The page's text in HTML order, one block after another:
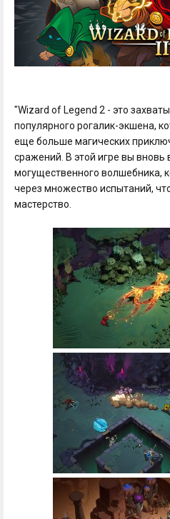
"Wizard of Legend 2 - это
популярного рогалик-экшена,
еще больше магических
сражений. В этой игре вы вновь
могущественного волшебника,
через множество испытаний,
мастерство.